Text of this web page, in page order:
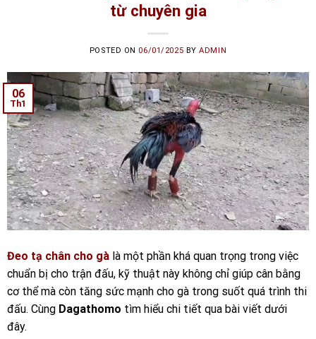
từ chuyên gia
POSTED ON 06/01/2025 BYADMIN
06
Th1
Đeo tạ chân cho gà là một phần khá quan trọng trong việc
chuẩn bị cho trận đấu, kỹ thuật này không chỉ giúp cân bằng
cơ thể mà còn tăng sức mạnh cho gà trong suốt quá trình thi
đấu. Cùng Dagathomo tìm hiểu chi tiết qua bài viết dưới
đây.